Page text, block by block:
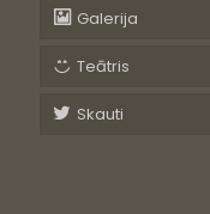
Galerija
Teātris
Skauti